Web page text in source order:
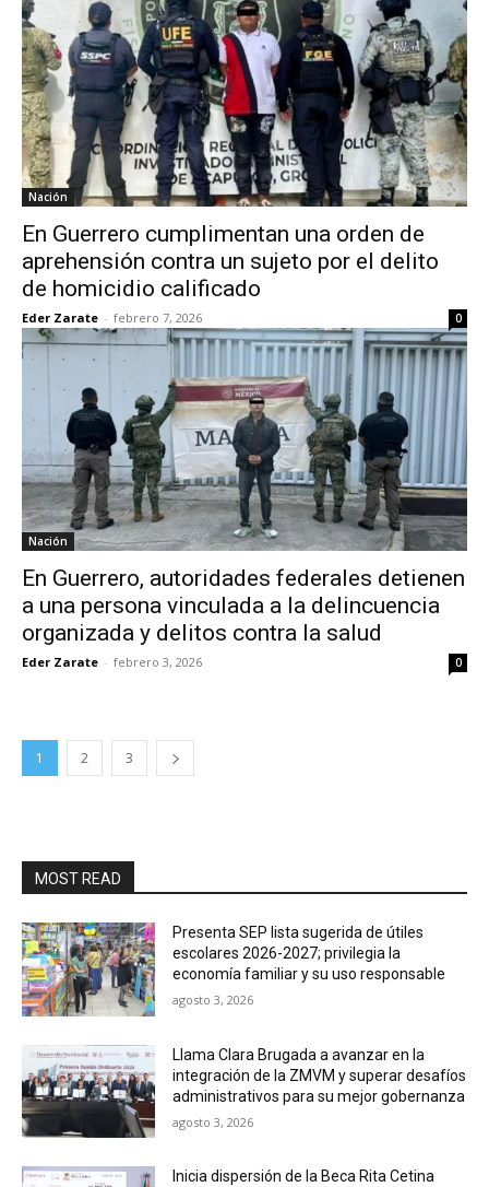
Nación
En Guerrero cumplimentan una orden de
aprehensión contra un sujeto por el delito
de homicidio calificado
Eder Zarate - febrero 7, 2026 0
Nación
En Guerrero, autoridades federales detienen
a una persona vinculada a la delincuencia
organizada y delitos contra la salud
Eder Zarate - febrero 3, 2026 0
1 2 3
MOST READ
Presenta SEP lista sugerida de útiles
escolares 2026-2027; privilegia la
economía familiar y su uso responsable
agosto 3, 2026
Llama Clara Brugada a avanzar en la
integración de la ZMVM y superar desafíos
administrativos para su mejor gobernanza
agosto 3, 2026
Inicia dispersión de la Beca Rita Cetina